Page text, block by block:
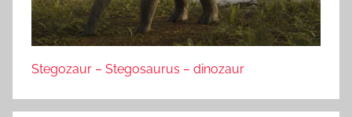
Stegozaur – Stegosaurus – dinozaur